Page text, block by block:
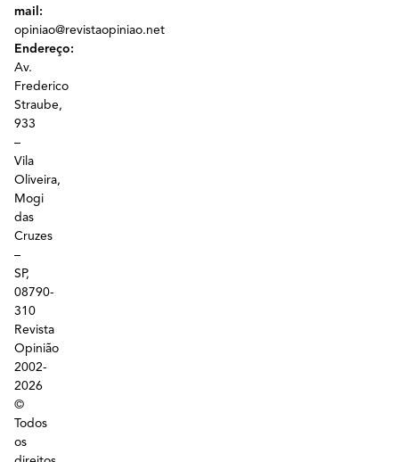
mail:
opiniao@revistaopiniao.net
Endereço:
Av.
Frederico
Straube,
933
–
Vila
Oliveira,
Mogi
das
Cruzes
–
SP,
08790-
310
Revista
Opinião
2002-
2026
©
Todos
os